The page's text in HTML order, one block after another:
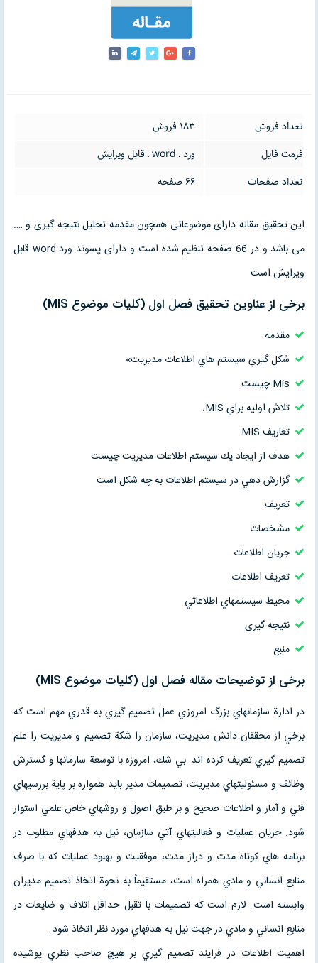
تعداد فروش
183 فروش
فرمت فایل
ورد ـ word ـ قابل ویرایش
تعداد صفحات
66 صفحه
این تحقیق مقاله دارای موضوعاتی همچون مقدمه تحلیل نتیجه گیری و ….
می باشد و در 66 صفحه تنظیم شده است و دارای پسوند ورد word قابل
ویرایش است
برخی از عناوین تحقیق فصل اول (كليات موضوع MIS)
مقدمه
شكل گيري سيستم هاي اطلاعات مديريت»
Mis چيست
تلاش اوليه براي MIS.
تعاريف MIS
هدف از ايجاد يك سيستم اطلاعات مديريت چيست
گزارش دهي در سيستم اطلاعات به چه شكل است
تعريف
مشخصات
جريان اطلاعات
تعريف اطلاعات
محيط سيستمهاي اطلاعاتي
نتیجه گیری
منبع
برخی از توضیحات مقاله فصل اول (كليات موضوع MIS)
در ادارة سازمانهاي بزرگ امروزي عمل تصميم گيري به قدري مهم است كه
برخي از محققان دانش مديريت، سازمان را شكة تصميم و مديريت را علم
تصميم گيري تعريف كرده اند. بي شك، امروزه با توسعة سازمانها و گسترش
وظائف و مسئوليتهاي مديريت، تصميمات مدير بايد همواره بر پاية بررسيهاي
فني و آمار و اطلاعات صحيح و بر طبق اصول و روشهاي خاص علمي استوار
شود. جريان عمليات و فعاليتهاي آتي سازمان، نيل به هدفهاي مطلوب در
برنامه هاي كوتاه مدت و دراز مدت، موفقيت و بهبود عمليات كه با صرف
منابع انساني و مادي همراه است، مستقيماً به نحوة اتخاذ تصميم مديران
وابسته است. لازم است كه تصميمات با تقبل حداقل اتلاف و ضايعات در
منابع انساني و مادي در جهت نيل به هدفهاي مورد نظر اتخاذ شود.
اهميت اطلاعات در فرايند تصميم گيري بر هيچ صاحب نظري پوشيده